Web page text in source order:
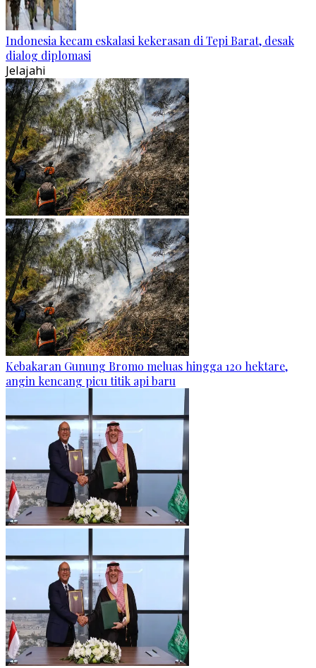
Indonesia kecam eskalasi kekerasan di Tepi Barat, desak
dialog diplomasi
Jelajahi
Kebakaran Gunung Bromo meluas hingga 120 hektare,
angin kencang picu titik api baru